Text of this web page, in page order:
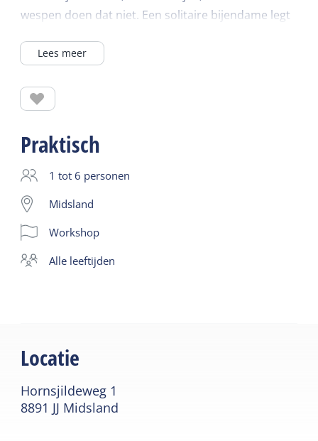
wespen doen dat niet. Een solitaire bijendame legt
nageslacht komt pas na een jaar ter wereld. Bij
en zal pas in het voorjaar weer eitjes gaan leggen
om een tijdelijk volk te vormen. Ze voeren de larven
met nectar en stuifmeel. Geen van deze bijen
vormt echter een honingvoorraad zoals de
honingbijen dat doen. Toch zijn ze alle even
belangrijk voor het bestuiven van gewassen. Van de
360 wilde-bijensoorten wordt de helft bedreigd in
het voortbestaan.
Leer alles over het bouwen van een insectenhotel.
Elke vrijdag van 10.30 - 12.30 uur.
Lees meer
Praktisch
1 tot 6 personen
Midsland
Workshop
alle leeftijden
Locatie
Hornsjildeweg 1
8891 JJ Midsland